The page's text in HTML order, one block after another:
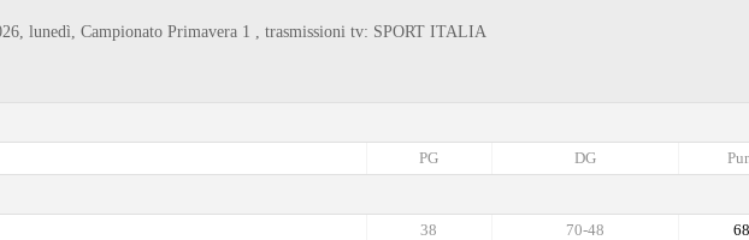
lunedì, Campionato Primavera 1 , trasmissioni tv: SPORT ITALIA
DG
PG
68
70-48
38